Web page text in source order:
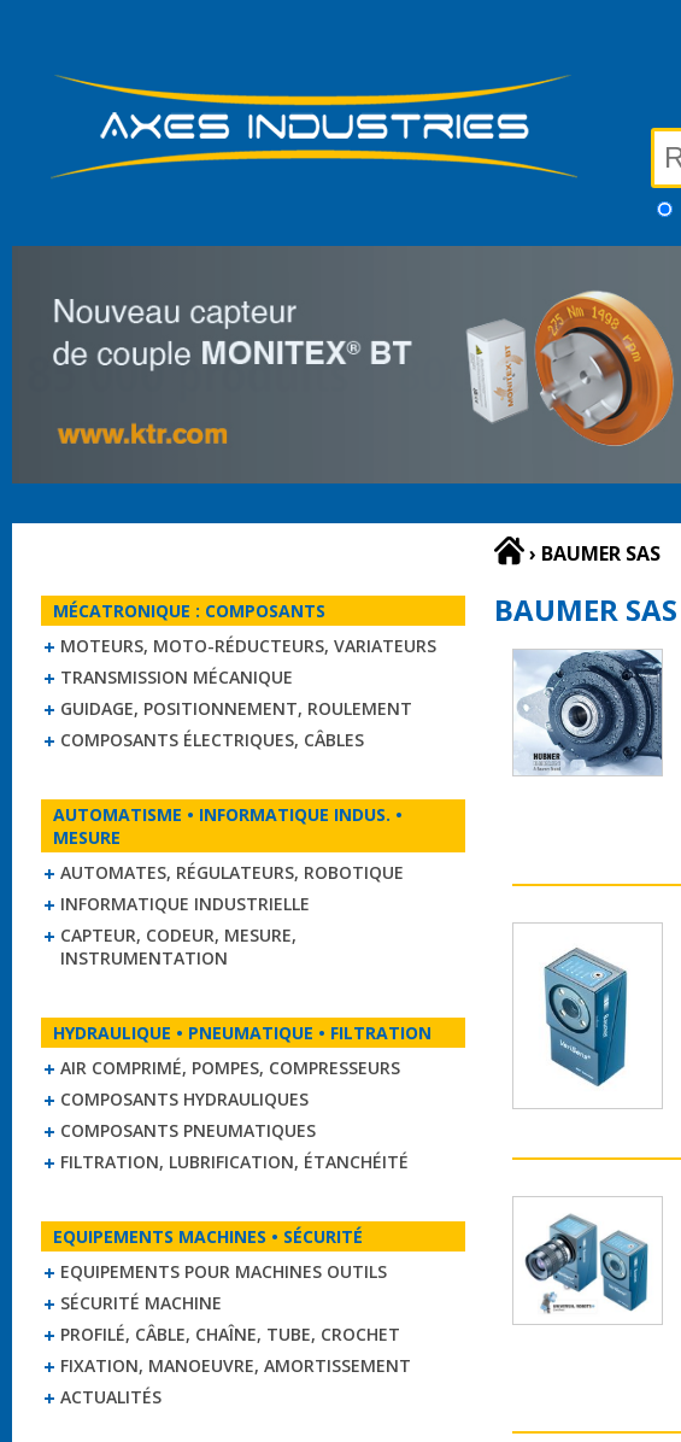
MÉCATRONIQUE : COMPOSANTS
MOTEURS, MOTO-RÉDUCTEURS, VARIATEURS
TRANSMISSION MÉCANIQUE
GUIDAGE, POSITIONNEMENT, ROULEMENT
COMPOSANTS ÉLECTRIQUES, CÂBLES
AUTOMATISME • INFORMATIQUE INDUS. •
MESURE
AUTOMATES, RÉGULATEURS, ROBOTIQUE
INFORMATIQUE INDUSTRIELLE
CAPTEUR, CODEUR, MESURE,
INSTRUMENTATION
HYDRAULIQUE • PNEUMATIQUE • FILTRATION
AIR COMPRIMÉ, POMPES, COMPRESSEURS
COMPOSANTS HYDRAULIQUES
COMPOSANTS PNEUMATIQUES
FILTRATION, LUBRIFICATION, ÉTANCHÉITÉ
EQUIPEMENTS MACHINES • SÉCURITÉ
EQUIPEMENTS POUR MACHINES OUTILS
SÉCURITÉ MACHINE
PROFILÉ, CÂBLE, CHAÎNE, TUBE, CROCHET
FIXATION, MANOEUVRE, AMORTISSEMENT
ACTUALITÉS
› BAUMER SAS
BAUMER SAS